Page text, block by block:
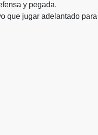
y pegada.
que jugar adelantado